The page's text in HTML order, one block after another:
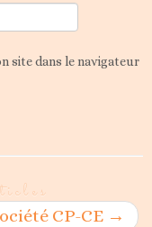
site dans le navigateur
CP-CE →